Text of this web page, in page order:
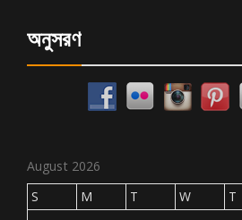
অনুসরণ
August 2026
S
M T W T